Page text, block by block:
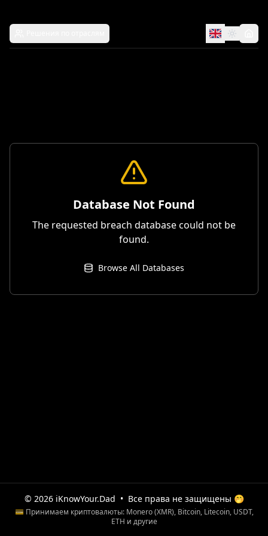
Database Not Found
The requested breach database could not be
found.
Browse All Databases
© 2026 iKnowYour.Dad • Все права не защищены 🤭
💳 Принимаем криптовалюты: Monero (XMR), Bitcoin, Litecoin, USDT,
ETH и другие